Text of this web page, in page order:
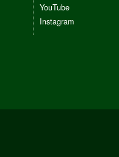
YouTube
Instagram